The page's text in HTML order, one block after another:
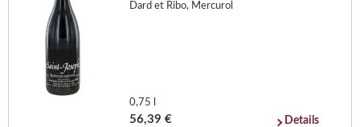
Dard et Ribo, Mercurol
0,75 l
56,39 € Details